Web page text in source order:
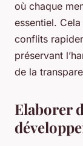
où chaque
essentiel.
conflits
préservant
de la
Elaborer